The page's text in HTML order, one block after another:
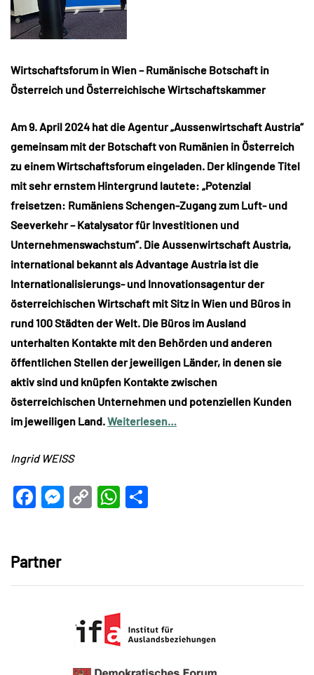
Wirtschaftsforum in Wien – Rumänische Botschaft in
Österreich und Österreichische Wirtschaftskammer
Am 9. April 2024 hat die Agentur „Aussenwirtschaft Austria“
gemeinsam mit der Botschaft von Rumänien in Österreich
zu einem Wirtschaftsforum eingeladen. Der klingende Titel
mit sehr ernstem Hintergrund lautete: „Potenzial
freisetzen: Rumäniens Schengen-Zugang zum Luft- und
Seeverkehr – Katalysator für Investitionen und
Unternehmenswachstum”. Die Aussenwirtschaft Austria,
international bekannt als Advantage Austria ist die
Internationalisierungs- und Innovationsagentur der
österreichischen Wirtschaft mit Sitz in Wien und Büros in
rund 100 Städten der Welt. Die Büros im Ausland
unterhalten Kontakte mit den Behörden und anderen
öffentlichen Stellen der jeweiligen Länder, in denen sie
aktiv sind und knüpfen Kontakte zwischen
österreichischen Unternehmen und potenziellen Kunden
im jeweiligen Land.Weiterlesen…
Ingrid WEISS
Facebook
Messenger
CopyWhatsApp
Partner